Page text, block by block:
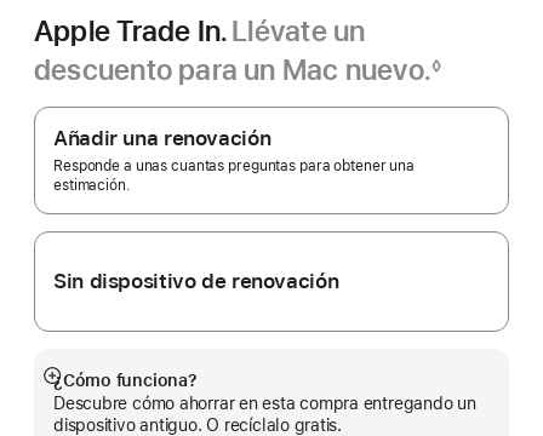
Apple Trade In.Llévate un
descuento para un Mac nuevo.‍
a
de
página
◊
Apple
Trade In.
Añadir una renovación
Responde a unas cuantas preguntas para obtener una
estimación.
Sin dispositivo de renovación
¿Cómo funciona?
Descubre cómo ahorrar en esta compra entregando un
dispositivo antiguo. O recíclalo gratis.
Mostrar
más